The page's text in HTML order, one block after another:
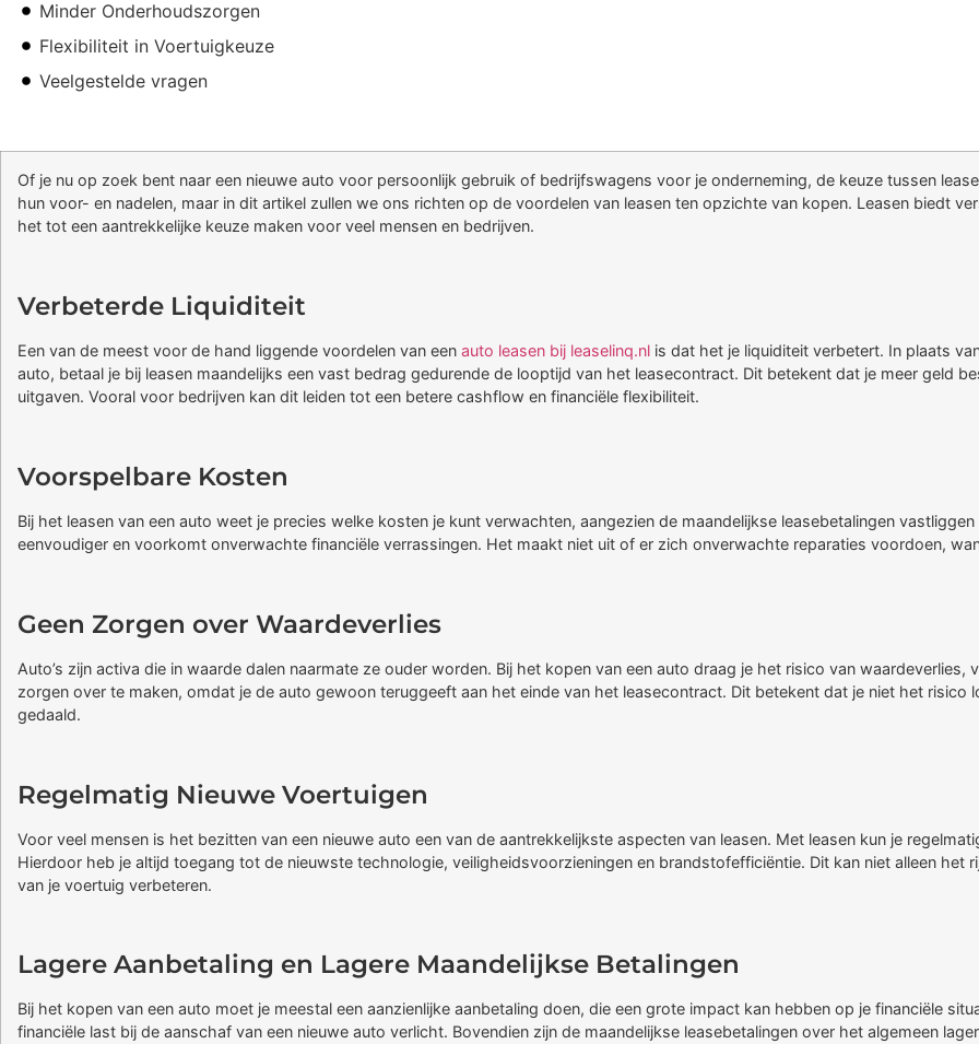
Minder Onderhoudszorgen
Flexibiliteit in Voertuigkeuze
Veelgestelde vragen
Of je nu op zoek bent naar een nieuwe auto voor persoonlijk gebruik of bedrijfswagens voor je onderneming, de keuze tussen
hun voor- en nadelen, maar in dit artikel zullen we ons richten op de voordelen van leasen ten opzichte van kopen. Leasen biedt
het tot een aantrekkelijke keuze maken voor veel mensen en bedrijven.
Verbeterde Liquiditeit
Een van de meest voor de hand liggende voordelen van een auto leasen bij leaselinq.nl is dat het je liquiditeit verbetert. In plaats
auto, betaal je bij leasen maandelijks een vast bedrag gedurende de looptijd van het leasecontract. Dit betekent dat je meer geld
uitgaven. Vooral voor bedrijven kan dit leiden tot een betere cashflow en financiële flexibiliteit.
Voorspelbare Kosten
Bij het leasen van een auto weet je precies welke kosten je kunt verwachten, aangezien de maandelijkse leasebetalingen
eenvoudiger en voorkomt onverwachte financiële verrassingen. Het maakt niet uit of er zich onverwachte reparaties voordoen,
Geen Zorgen over Waardeverlies
Auto’s zijn activa die in waarde dalen naarmate ze ouder worden. Bij het kopen van een auto draag je het risico van
zorgen over te maken, omdat je de auto gewoon teruggeeft aan het einde van het leasecontract. Dit betekent dat je niet het
gedaald.
Regelmatig Nieuwe Voertuigen
Voor veel mensen is het bezitten van een nieuwe auto een van de aantrekkelijkste aspecten van leasen. Met leasen kun je
Hierdoor heb je altijd toegang tot de nieuwste technologie, veiligheidsvoorzieningen en brandstofefficiëntie. Dit kan niet alleen het
van je voertuig verbeteren.
Lagere Aanbetaling en Lagere Maandelijkse Betalingen
Bij het kopen van een auto moet je meestal een aanzienlijke aanbetaling doen, die een grote impact kan hebben op je financiële
financiële last bij de aanschaf van een nieuwe auto verlicht. Bovendien zijn de maandelijkse leasebetalingen over het algemeen